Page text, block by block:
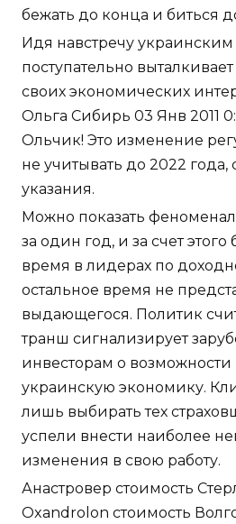
бежать до конца и биться
Идя навстречу
поступательно
своих экономических
Ольга Сибирь 03 Янв 2011
Ольчик! Это изменение
не учитывать до 2022 года,
указания.
Можно показать
за один год, и за счет этого
время в лидерах по
остальное время не
выдающегося. Политик
транш сигнализирует
инвесторам о
украинскую экономику.
лишь выбирать тех
успели внести наиболее
изменения в свою работу.
Анастровер стоимость
Oxandrolon стоимость